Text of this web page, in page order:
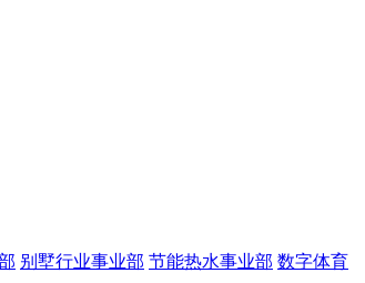
别墅行业事业部 节能热水事业部 数字体育